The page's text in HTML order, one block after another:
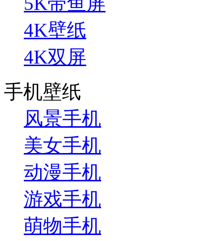
4K壁纸
4K双屏
手机壁纸
风景手机
美女手机
动漫手机
游戏手机
萌物手机